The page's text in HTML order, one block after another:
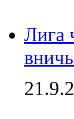
Лига